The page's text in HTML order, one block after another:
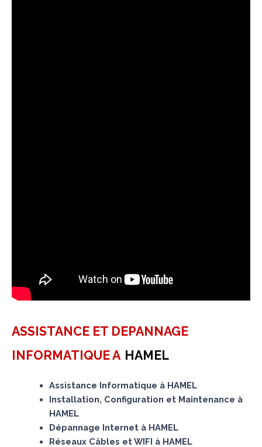
ASSISTANCE ET DEPANNAGE
INFORMATIQUE A HAMEL
Assistance Informatique à HAMEL
Installation, Configuration et Maintenance à
HAMEL
Dépannage Internet à HAMEL
Réseaux Câbles et WIFI à HAMEL